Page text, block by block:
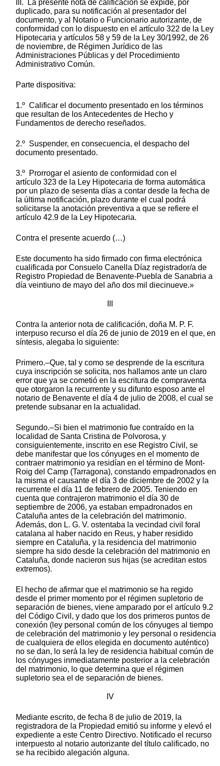
III. La presente nota de calificación se expide, por
duplicado, para su notificación al presentador del
documento, y al Notario o Funcionario autorizante, de
conformidad con lo dispuesto en el artículo 322 de la Ley
Hipotecaria y artículos 58 y 59 de la Ley 30/1992, de 26
de noviembre, de Régimen Jurídico de las
Administraciones Públicas y del Procedimiento
Administrativo Común.
Parte dispositiva:
1.º Calificar el documento presentado en los términos
que resultan de los Antecedentes de Hecho y
Fundamentos de derecho reseñados.
2.º Suspender, en consecuencia, el despacho del
documento presentado.
3.º Prorrogar el asiento de conformidad con el
artículo 323 de la Ley Hipotecaria de forma automática
por un plazo de sesenta días a contar desde la fecha de
la última notificación, plazo durante el cual podrá
solicitarse la anotación preventiva a que se refiere el
artículo 42.9 de la Ley Hipotecaria.
Contra el presente acuerdo (…)
Este documento ha sido firmado con firma electrónica
cualificada por Consuelo Canella Díaz registrador/a de
Registro Propiedad de Benavente-Puebla de Sanabria a
día veintiuno de mayo del año dos mil diecinueve.»
Contra la anterior nota de calificación, doña M. P. F.
interpuso recurso el día 26 de junio de 2019 en el que, en
síntesis, alegaba lo siguiente:
Primero.–Que, tal y como se desprende de la escritura
cuya inscripción se solicita, nos hallamos ante un claro
error que ya se cometió en la escritura de compraventa
que otorgaron la recurrente y su difunto esposo ante el
notario de Benavente el día 4 de julio de 2008, el cual se
pretende subsanar en la actualidad.
Segundo.–Si bien el matrimonio fue contraído en la
localidad de Santa Cristina de Polvorosa, y
consiguientemente, inscrito en ese Registro Civil, se
debe manifestar que los cónyuges en el momento de
contraer matrimonio ya residían en el término de Mont-
Roig del Camp (Tarragona), constando empadronados en
la misma el causante el día 3 de diciembre de 2002 y la
recurrente el día 11 de febrero de 2005. Teniendo en
cuenta que contrajeron matrimonio el día 30 de
septiembre de 2006, ya estaban empadronados en
Cataluña antes de la celebración del matrimonio.
Además, don L. G. V. ostentaba la vecindad civil foral
catalana al haber nacido en Reus, y haber residido
siempre en Cataluña, y la residencia del matrimonio
siempre ha sido desde la celebración del matrimonio en
Cataluña, donde nacieron sus hijas (se acreditan estos
extremos).
El hecho de afirmar que el matrimonio se ha regido
desde el primer momento por el régimen supletorio de
separación de bienes, viene amparado por el artículo 9.2
del Código Civil, y dado que los dos primeros puntos de
conexión (ley personal común de los cónyuges al tiempo
de celebración del matrimonio y ley personal o residencia
de cualquiera de ellos elegida en documento auténtico)
no se dan, lo será la ley de residencia habitual común de
los cónyuges inmediatamente posterior a la celebración
del matrimonio, lo que determina que el régimen
supletorio sea el de separación de bienes.
IV
Mediante escrito, de fecha 8 de julio de 2019, la
registradora de la Propiedad emitió su informe y elevó el
expediente a este Centro Directivo. Notificado el recurso
interpuesto al notario autorizante del título calificado, no
se ha recibido alegación alguna.